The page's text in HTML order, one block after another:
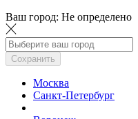
Ваш город: Не определено
Сохранить
Москва
Санкт-Петербург